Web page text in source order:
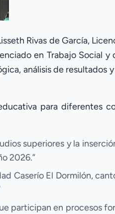
Rivas de García,
en Trabajo Social y
análisis de resultados
para diferentes
superiores y la
2026.”
Caserío El Dormilón,
participan en procesos